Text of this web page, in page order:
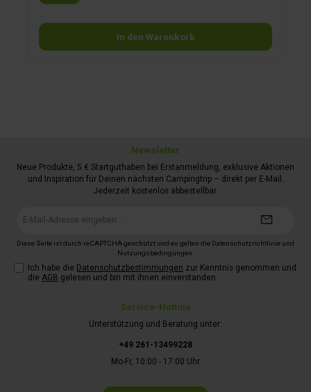
In den Warenkorb
Service-Hotline
Unterstützung und Beratung unter:
+49 261-13499228
Mo-Fr, 10:00 - 17:00 Uhr
Newsletter
Neue Produkte, 5 € Startguthaben bei Erstanmeldung, exklusive Aktionen
und Inspiration für Deinen nächsten Campingtrip – direkt per E-Mail.
Jederzeit kostenlos abbestellbar.
Diese Seite ist durch reCAPTCHA geschützt und es gelten die Datenschutzrichtlinie und
Nutzungsbedingungen.
Ich habe die Datenschutzbestimmungen zur Kenntnis genommen und
die AGB gelesen und bin mit ihnen einverstanden.